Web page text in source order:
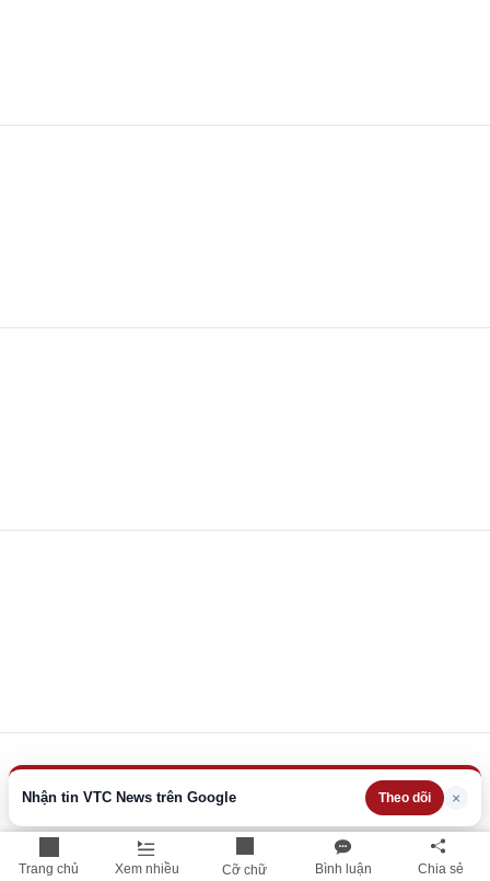
Trang chủ Xem nhiều Cỡ chữ Bình luận Chia sẻ
Nhận tin VTC News trên Google Theo dõi ×